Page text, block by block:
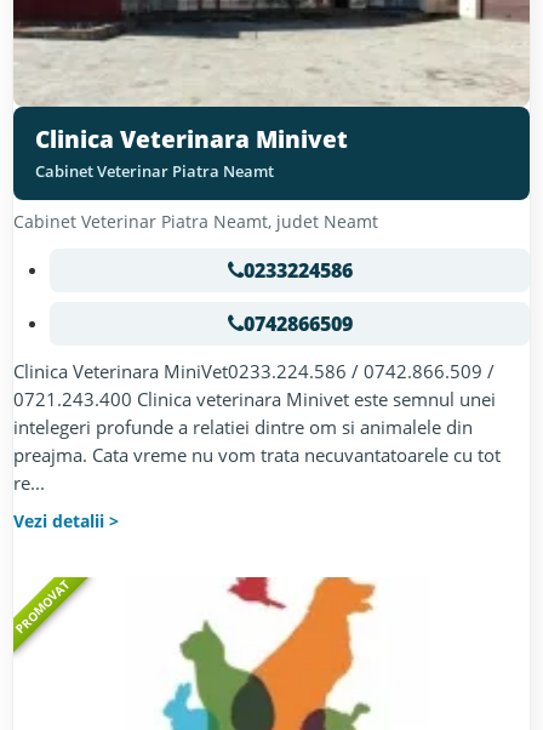
Clinica Veterinara Minivet
Cabinet Veterinar Piatra Neamt
Cabinet Veterinar Piatra Neamt, judet Neamt
0233224586
0742866509
Clinica Veterinara MiniVet0233.224.586 / 0742.866.509 /
0721.243.400 Clinica veterinara Minivet este semnul unei
intelegeri profunde a relatiei dintre om si animalele din
preajma. Cata vreme nu vom trata necuvantatoarele cu tot
re...
Vezi detalii
PROMOVAT